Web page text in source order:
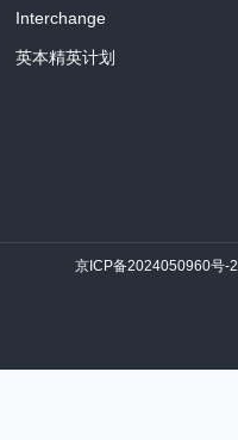
Interchange
英本精英计划
京ICP备2024050960号-2